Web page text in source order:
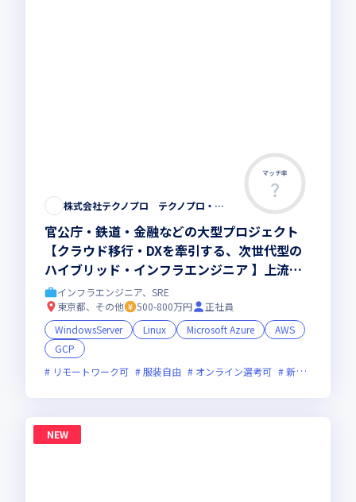
マッチ率
株式会社テクノプロ テクノプロ・エンジニアリング社
官公庁・鉄道・金融などの大型プロジェクト
【クラウド移行・DXを牽引する、次世代型の
ハイブリッド・インフラエンジニア 】上流工
程やリーダーへのステップアップを応援
インフラエンジニア、SRE
東京都、その他
500-800万円
正社員
WindowsServer
Linux Microsoft Azure
AWS
GCP
リモートワーク可
服装自由 オンライン選考可 新技術に積極的
NEW